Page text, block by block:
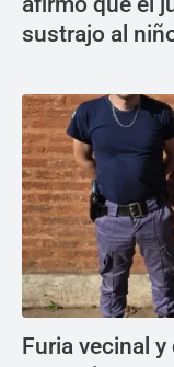
sustrajo al
Furia vecinal